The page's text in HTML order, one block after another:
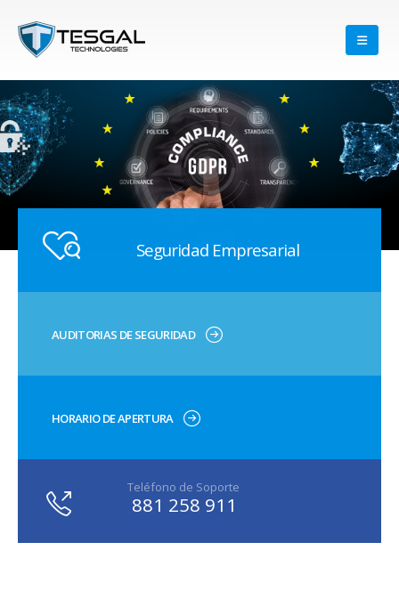
Seguridad Empresarial
AUDITORIAS DE SEGURIDAD
HORARIO DE APERTURA
Teléfono de Soporte
881 258 911